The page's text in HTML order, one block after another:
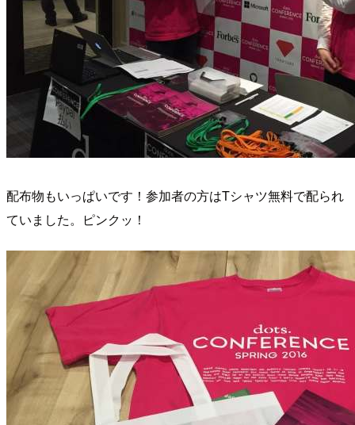
配布物もいっぱいです！参加者の方はTシャツ無料で配られ
ていました。ピンクッ！